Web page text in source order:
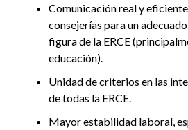
Comunicación real y
consejerías para un
figura de la ERCE
educación).
Unidad de criterios en las
de todas la ERCE.
Mayor estabilidad laboral,